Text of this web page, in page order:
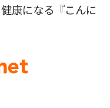
康になる『こんに